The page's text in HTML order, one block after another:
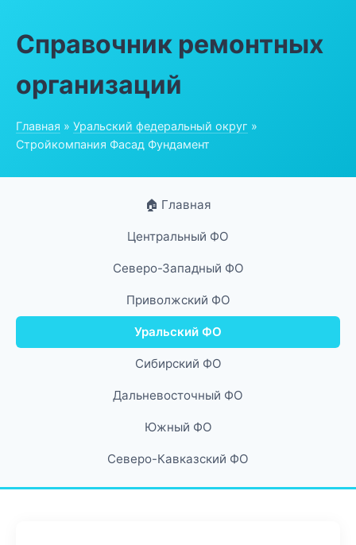
Справочник ремонтных
организаций
Главная » Уральский федеральный округ »
Стройкомпания Фасад Фундамент
🏠 Главная
Центральный ФО
Северо-Западный ФО
Приволжский ФО
Уральский ФО
Сибирский ФО
Дальневосточный ФО
Южный ФО
Северо-Кавказский ФО